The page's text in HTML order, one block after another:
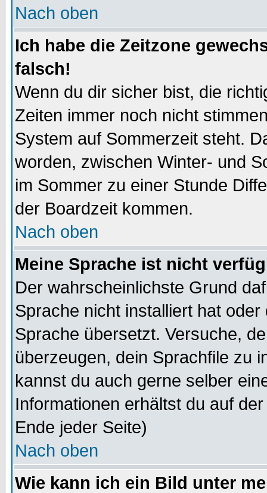
Nach oben
Ich habe die Zeitzone
falsch!
Wenn du dir sicher bist, die
Zeiten immer noch nicht
System auf Sommerzeit steht.
worden, zwischen Winter- und
im Sommer zu einer Stunde
der Boardzeit kommen.
Nach oben
Meine Sprache ist nicht
Der wahrscheinlichste Grund
Sprache nicht installiert hat
Sprache übersetzt. Versuche,
überzeugen, dein Sprachfile zu
kannst du auch gerne selber
Informationen erhältst du auf
Ende jeder Seite)
Nach oben
Wie kann ich ein Bild unter